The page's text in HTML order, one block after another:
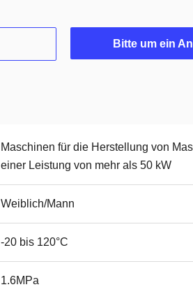
Bitte um ein
Maschinen für die Herstellung von
einer Leistung von mehr als 50 kW
Weiblich/Mann
-20 bis 120°C
1.6MPa